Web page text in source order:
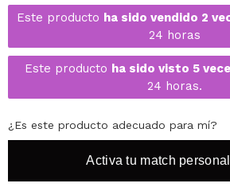
Este producto ha sido vendido 2
24 horas
Este producto ha sido visto 5
24 horas.
¿Es este producto adecuado para mí?
Activa tu match